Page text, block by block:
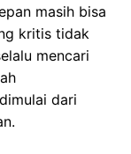
masih bisa
kritis tidak
mencari
dari